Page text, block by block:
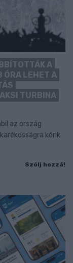
A
ÓRA LEHET A
TURBINA
az ország
kérik
Szólj hozzá!